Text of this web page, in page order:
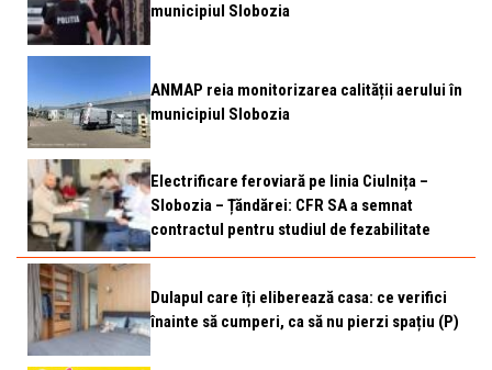
municipiul Slobozia
ANMAP reia monitorizarea calității aerului în
municipiul Slobozia
Electrificare feroviară pe linia Ciulnița –
Slobozia – Țăndărei: CFR SA a semnat
contractul pentru studiul de fezabilitate
Dulapul care îți eliberează casa: ce verifici
înainte să cumperi, ca să nu pierzi spațiu (P)